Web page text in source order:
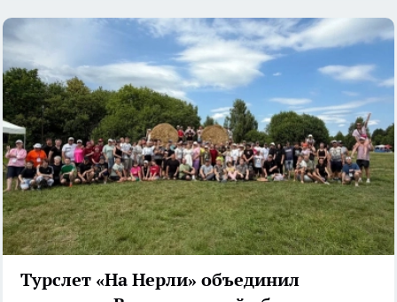
Турслет «На Нерли» объединил